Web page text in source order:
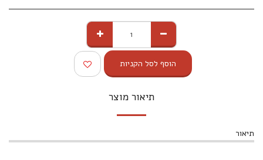
הוסף לסל הקניות
תיאור מוצר
תיאור